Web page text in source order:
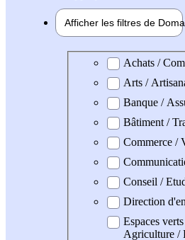
Afficher les filtres de
Domaine professionel
Achats /
Arts /
Banque /
Bâtiment /
Commerce /
Conseil /
Direction
Espaces
Agriculture /